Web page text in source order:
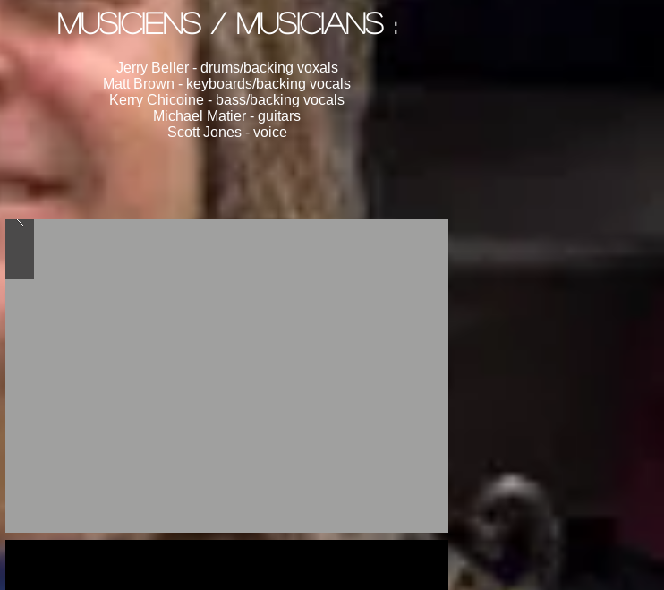
Musiciens / MUSICIANS :
Jerry Beller - drums/backing voxals
Matt Brown - keyboards/backing vocals
Kerry Chicoine - bass/backing vocals
Michael Matier - guitars
Scott Jones - voice